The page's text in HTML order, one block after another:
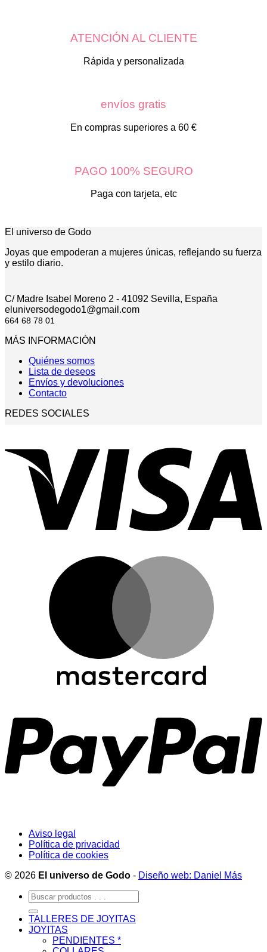
ATENCIÓN AL CLIENTE
Rápida y personalizada
envíos gratis
En compras superiores a 60 €
PAGO 100% SEGURO
Paga con tarjeta, etc
El universo de Godo
Joyas que empoderan a mujeres únicas, reflejando su fuerza
y estilo diario.
C/ Madre Isabel Moreno 2 - 41092 Sevilla, España
eluniversodegodo1@gmail.com
664 68 78 01
MÁS INFORMACIÓN
Quiénes somos
Lista de deseos
Envíos y devoluciones
Contacto
REDES SOCIALES
Aviso legal
Política de privacidad
Política de cookies
© 2026 El universo de Godo - Diseño web: Daniel Más
Buscar
por:
TALLERES DE JOYITAS
JOYITAS
PENDIENTES *